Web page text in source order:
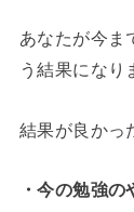
あなたが今ま
う結果になり
結果が良かっ
・今の勉強